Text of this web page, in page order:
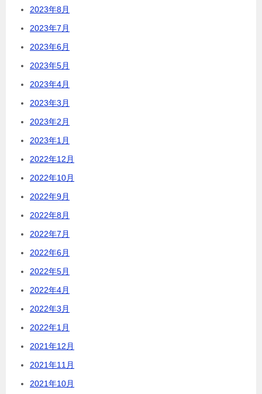
2023年8月
2023年7月
2023年6月
2023年5月
2023年4月
2023年3月
2023年2月
2023年1月
2022年12月
2022年10月
2022年9月
2022年8月
2022年7月
2022年6月
2022年5月
2022年4月
2022年3月
2022年1月
2021年12月
2021年11月
2021年10月